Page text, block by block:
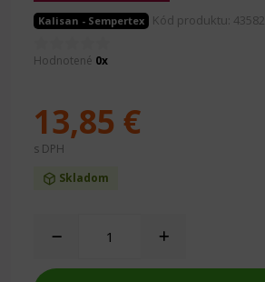
Kalisan - Sempertex Kód produktu: 43582
Hodnotené 0x
Skladom
13,85 €
s DPH